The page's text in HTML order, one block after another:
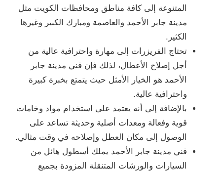
المتنوعة إلى كافة مناطق ومحافظات الكويت مثل
مدينة جابر الأحمد والعاصمة ومبارك الكبير وغيرها
الكثير.
تحتاج الفريزرات إلى مهارة واحترافية عالية من
أجل إصلاح الأعطال، لذلك فإن فني مدينة جابر
الأحمد هو الخيار الأمثل حيث يتمتع بخبرة كبيرة
واحترافية عالية.
بالإضافة إلى أنه يعتمد على استخدام مواد وخامات
قوية وفعالة ومعدات أصلية وحديثة تساعد على
الوصول إلى مكان العطل وإصلاحه في وقت مثالي.
فني مدينة جابر الأحمد يملك أسطول هائل من
السيارات والورشات المتنقلة المزودة بجميع